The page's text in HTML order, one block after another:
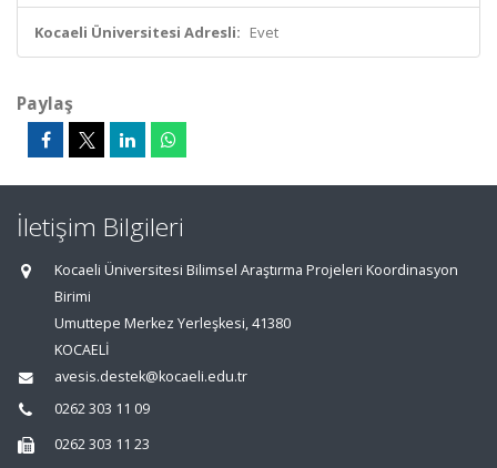
Kocaeli Üniversitesi Adresli: Evet
Paylaş
İletişim Bilgileri
Kocaeli Üniversitesi Bilimsel Araştırma Projeleri Koordinasyon
Birimi
Umuttepe Merkez Yerleşkesi, 41380
KOCAELİ
avesis.destek@kocaeli.edu.tr
0262 303 11 09
0262 303 11 23